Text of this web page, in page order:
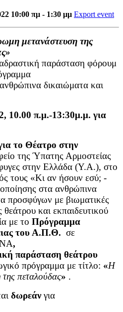
10:00 πμ - 1:30 μμ Export event
μετανάστευση της
παράσταση φόρουμ
δικαιώματα και
10.00 π.μ.-13:30μ.μ. για
το Θέατρο στην
της Ύπατης Αρμοστείας
στην Ελλάδα (Υ.Α.), στο
τους «Κι αν ήσουν εσύ; -
στα ανθρώπινα
προσφύγων με βιωματικές
θεάτρου και εκπαιδευτικού
με το Πρόγραμμα
του Α.Π.Θ. σε
,
παράσταση θεάτρου
πρόγραμμα με τίτλο: «Η
πεταλούδας» .
δωρεάνγια